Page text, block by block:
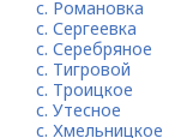
с. Романовка
с. Сергеевка
с. Серебряное
с. Тигровой
с. Троицкое
с. Утесное
с. Хмельницкое